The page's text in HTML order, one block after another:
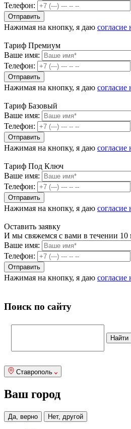
Телефон:
Нажимая на кнопку, я даю
Тариф Премиум
Ваше имя:
Телефон:
Нажимая на кнопку, я даю
Тариф Базовый
Ваше имя:
Телефон:
Нажимая на кнопку, я даю
Тариф Под Ключ
Ваше имя:
Телефон:
Нажимая на кнопку, я даю
Оставить заявку
И мы свяжемся с вами в течении 10
Ваше имя:
Телефон:
Нажимая на кнопку, я даю
Поиск по сайту
Ставрополь
Ваш город
Да, верно Нет, другой